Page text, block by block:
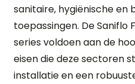
sanitaire, hygiënische en
toepassingen. De Saniflo
series voldoen aan de
eisen die deze sectoren
installatie en een